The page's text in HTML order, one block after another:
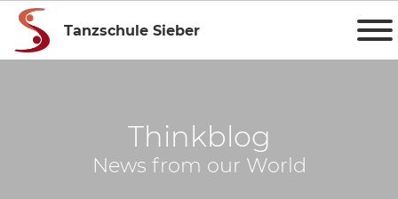
Tanzschule Sieber
Thinkblog
News from our World